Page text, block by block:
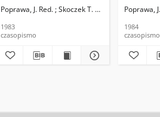
Poprawa, J. Red. ; Skoczek T. Red.
1983
czasopismo
Poprawa,
1984
czasopismo